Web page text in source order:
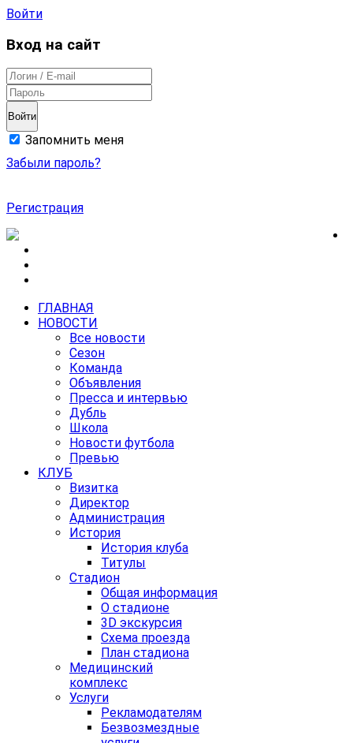
Войти
Вход на сайт
Войти
Запомнить меня
Забыли пароль?
Регистрация
ГЛАВНАЯ
НОВОСТИ
Все новости
Сезон
Команда
Объявления
Пресса и интервью
Дубль
Школа
Новости футбола
Превью
КЛУБ
Визитка
Директор
Администрация
История
История клуба
Титулы
Стадион
Общая информация
О стадионе
3D экскурсия
Схема проезда
План стадиона
Медицинский
комплекс
Услуги
Рекламодателям
Безвозмездные